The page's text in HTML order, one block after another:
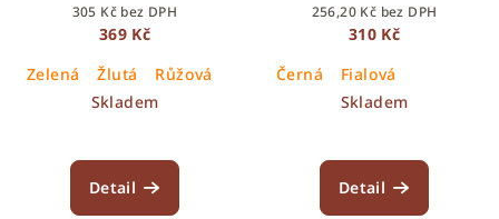
305 Kč bez DPH
369 Kč
Zelená
Žlutá
Růžová
Skladem
Detail
256,20 Kč bez DPH
310 Kč
Černá
Fialová
Skladem
Detail